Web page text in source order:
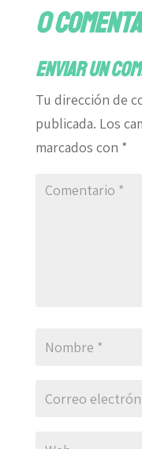
0
Enviar un
Tu dirección de
publicada. Los
marcados con *